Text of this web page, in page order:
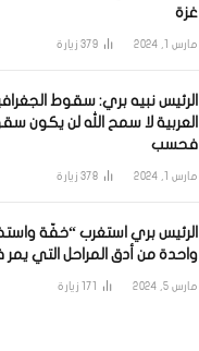
غزة
مارس 1, 2024 379 زيارة
الرئيس نبيه بري: سقوط
العربية لا سمح الله لن يكون
فحسب
مارس 1, 2024 378 زيارة
الرئيس بري استغرب “خفّة
واحدة من أدق المراحل التي يمر
مارس 5, 2024 171 زيارة